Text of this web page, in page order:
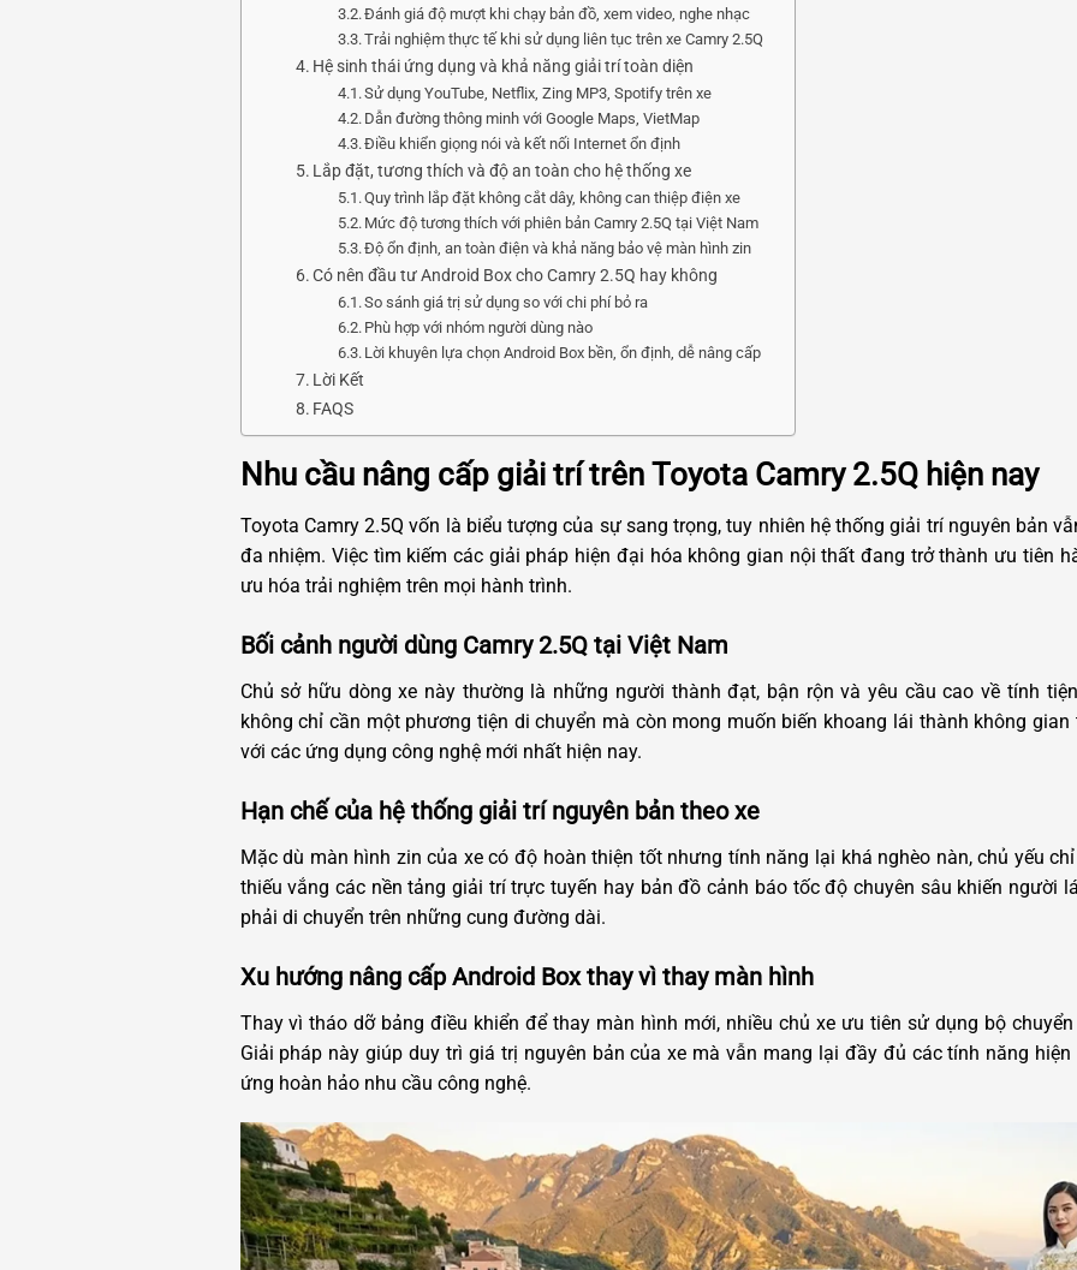
Đánh giá độ mượt khi chạy bản đồ, xem video, nghe nhạc
Trải nghiệm thực tế khi sử dụng liên tục trên xe Camry 2.5Q
Hệ sinh thái ứng dụng và khả năng giải trí toàn diện
Sử dụng YouTube, Netflix, Zing MP3, Spotify trên xe
Dẫn đường thông minh với Google Maps, VietMap
Điều khiển giọng nói và kết nối Internet ổn định
Lắp đặt, tương thích và độ an toàn cho hệ thống xe
Quy trình lắp đặt không cắt dây, không can thiệp điện xe
Mức độ tương thích với phiên bản Camry 2.5Q tại Việt Nam
Độ ổn định, an toàn điện và khả năng bảo vệ màn hình zin
Có nên đầu tư Android Box cho Camry 2.5Q hay không
So sánh giá trị sử dụng so với chi phí bỏ ra
Phù hợp với nhóm người dùng nào
Lời khuyên lựa chọn Android Box bền, ổn định, dễ nâng cấp
Lời Kết
FAQS
Nhu cầu nâng cấp giải trí trên Toyota Camry 2.5Q hiện nay
Toyota Camry 2.5Q vốn là biểu tượng của sự sang trọng, tuy nhiên hệ thống giải trí nguyên bản
đa nhiệm. Việc tìm kiếm các giải pháp hiện đại hóa không gian nội thất đang trở thành ưu tiên
ưu hóa trải nghiệm trên mọi hành trình.
Bối cảnh người dùng Camry 2.5Q tại Việt Nam
Chủ sở hữu dòng xe này thường là những người thành đạt, bận rộn và yêu cầu cao về tính
không chỉ cần một phương tiện di chuyển mà còn mong muốn biến khoang lái thành không
với các ứng dụng công nghệ mới nhất hiện nay.
Hạn chế của hệ thống giải trí nguyên bản theo xe
Mặc dù màn hình zin của xe có độ hoàn thiện tốt nhưng tính năng lại khá nghèo nàn, chủ yếu
thiếu vắng các nền tảng giải trí trực tuyến hay bản đồ cảnh báo tốc độ chuyên sâu khiến người
phải di chuyển trên những cung đường dài.
Xu hướng nâng cấp Android Box thay vì thay màn hình
Thay vì tháo dỡ bảng điều khiển để thay màn hình mới, nhiều chủ xe ưu tiên sử dụng bộ
Giải pháp này giúp duy trì giá trị nguyên bản của xe mà vẫn mang lại đầy đủ các tính năng
ứng hoàn hảo nhu cầu công nghệ.